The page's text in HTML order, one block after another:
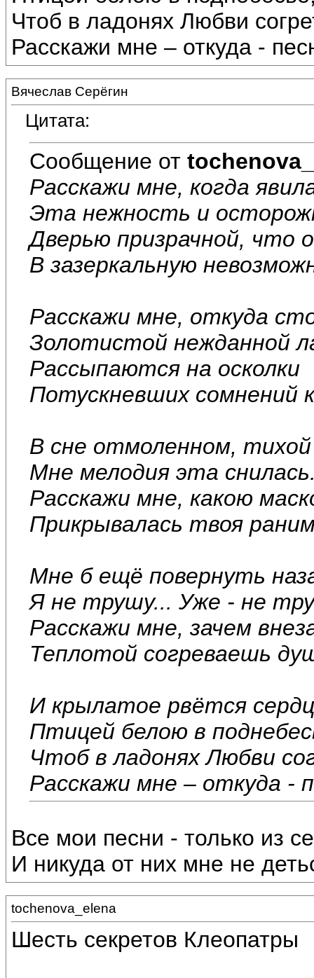
Чтоб в ладонях Любви
Расскажи мне – откуда -
Вячеслав Серёгин
Цитата:
Сообщение от
Расскажи мне, когда
Эта нежность и
Дверью призрачной, что
В зазеркальную
Расскажи мне, откуда
Золотистой нежданной
Рассыпаются на осколки
Потускневших сомнений
В сне отмоленном, тихой
Мне мелодия эта
Расскажи мне, какою
Прикрывалась твоя
Мне б ещё повернуть
Я не трушу... Уже - не
Расскажи мне, зачем
Теплотой согреваешь
И крылатое рвётся
Птицей белою в
Чтоб в ладонях Любви
Расскажи мне – откуда -
Все мои песни - только из
И никуда от них мне не
tochenova_elena
Шесть секретов Клеопатры